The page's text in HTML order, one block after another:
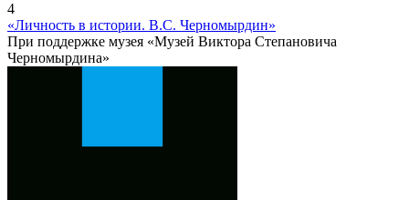
4
«Личность в истории. В.С. Черномырдин»
При поддержке музея «Музей Виктора Степановича
Черномырдина»